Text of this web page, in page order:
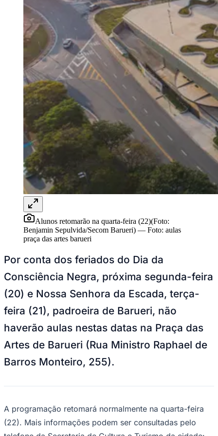
Goiás
20 e 21
Redação Jornal de Barueri
16 de novembro de 2023 às 12:44
Alunos retomarão na quarta-feira (22)(Foto: